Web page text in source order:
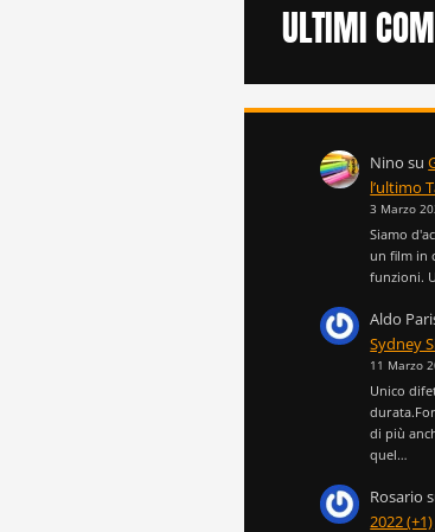
ULTIMI
Nino su
l’ultimo
3 Marzo
Siamo
un film in
funzioni.
Aldo
Sydney
11 Marzo
Unico
di più
quel…
Rosario
2022 (+1)